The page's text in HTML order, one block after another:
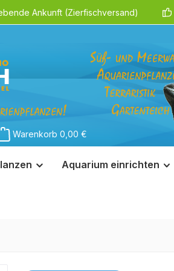
Ankunft (Zierfischversand)
Warenkorb 0,00 €
Aquarium einrichten